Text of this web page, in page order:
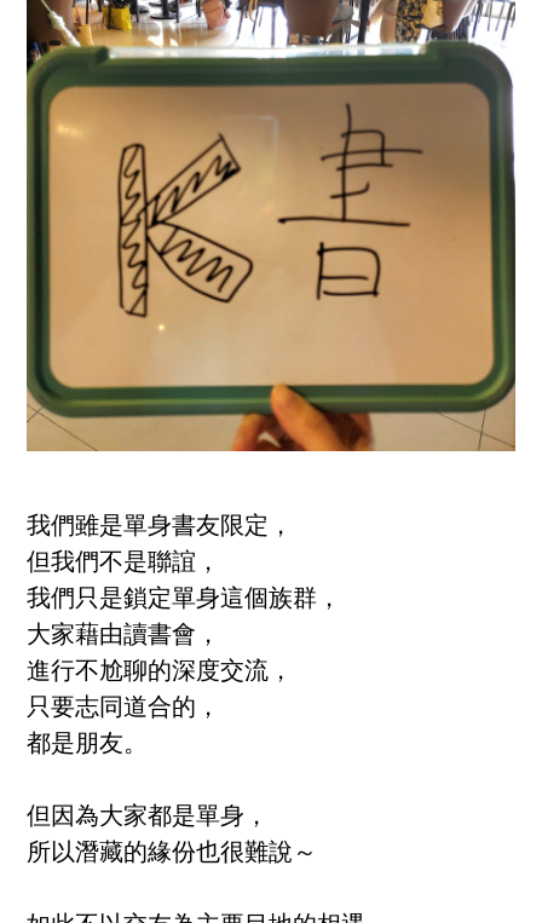
我們雖是單身書友限定，
但我們不是聯誼，
我們只是鎖定單身這個族群，
大家藉由讀書會，
進行不尬聊的深度交流，
只要志同道合的，
都是朋友。
但因為大家都是單身，
所以潛藏的緣份也很難說～